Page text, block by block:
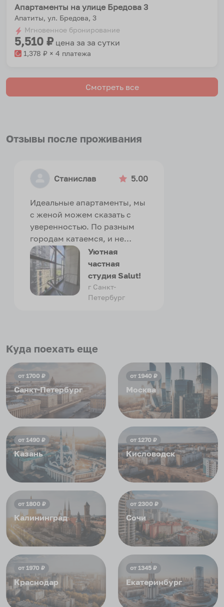
Апартаменты на улице Бредова 3
Апатиты, ул. Бредова, 3
Мгновенное бронирование
5,510 ₽ цена за за сутки
1,378 ₽ × 4 платежа
Смотреть все
Отзывы после проживания
Станислав 5.00
Идеальные апартаменты, мы
с женой можем сказать с
уверенностью. По разным
городам катаемся, и не
только в России. Сервис на
отличном уровне. Хозяин
апартаментов доброй души
человек, всегда можно
договориться, подскажет
приезжать еще...
Уютная
частная
студия Salut!
г Санкт-
Петербург
Куда поехать еще
от 1700₽
Санкт-Петербург
от 1940₽
Москва
от 1490₽
Казань
от 1270₽
Кисловодск
от 1800₽
Калининград
от 2300₽
Сочи
от 1970₽
Краснодар
от 1345₽
Екатеринбург